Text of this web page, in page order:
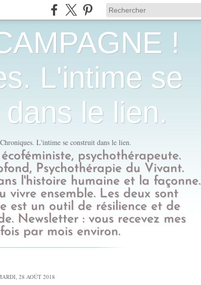
!
L'intime se
le lien.
psychothérapeute.
Psychothérapie du Vivant.
l'histoire humaine et la façonne.
vivre ensemble. Les deux sont
est un outil de résilience et de
Newsletter : vous recevez mes
par mois environ.
28 AOÛT 2018